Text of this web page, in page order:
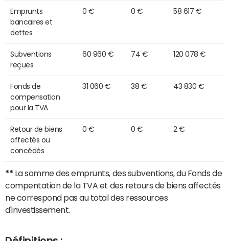
Emprunts
bancaires et
dettes
0 € 0 € 58 617 €
Subventions
reçues
60 960 € 74 € 120 078 €
Fonds de
compensation
pour la TVA
31 060 € 38 € 43 830 €
Retour de biens
affectés ou
concédés
0 € 0 € 2 €
** La somme des emprunts, des subventions, du Fonds de
compentation de la TVA et des retours de biens affectés
ne correspond pas au total des ressources
d'investissement.